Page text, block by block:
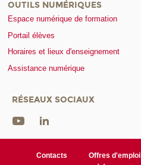
OUTILS NUMÉRIQUES
Espace numérique de formation
Portail élèves
Horaires et lieux d'enseignement
Assistance numérique
RÉSEAUX SOCIAUX
Contacts Offres d'emploi